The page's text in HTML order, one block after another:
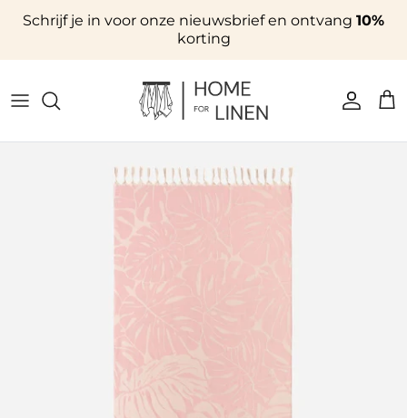
Schrijf je in voor onze nieuwsbrief en ontvang 10%
korting
Account